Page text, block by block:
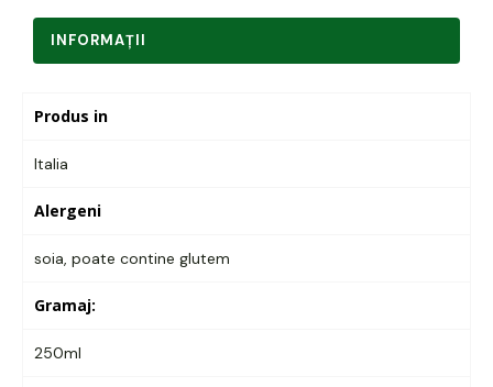
INFORMAŢII
Produs in
Italia
Alergeni
soia, poate contine glutem
Gramaj:
250ml